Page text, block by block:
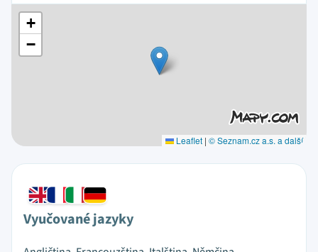
+
−
Leaflet | © Seznam.cz a.s. a další
Vyučované jazyky